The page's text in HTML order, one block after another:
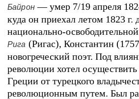
Байрон— умер 7/19 апреля
куда он приехал летом 1823 г.
национально-
Рига (Ригас), Константин
новогреческий поэт. Под
революции хотел
Греции от турецкого
революционным путем. Был